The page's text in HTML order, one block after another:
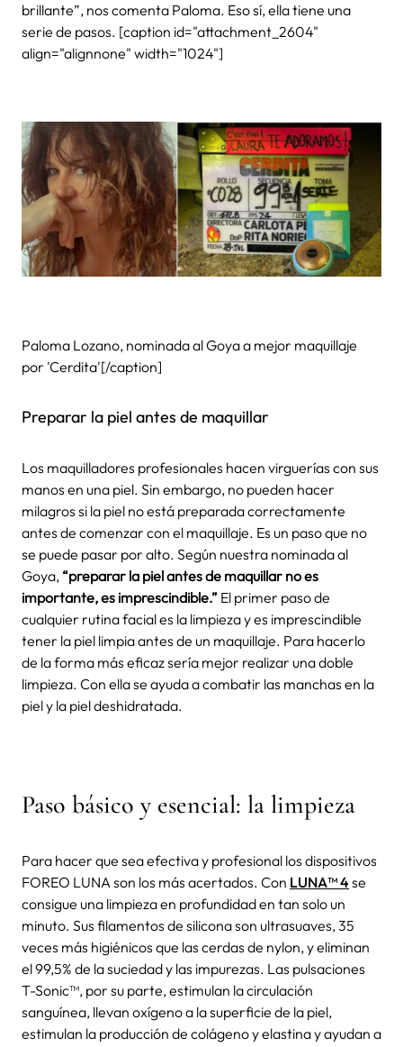
brillante”, nos comenta Paloma. Eso sí, ella tiene una
serie de pasos. [caption id="attachment_2604"
align="alignnone" width="1024"]
Paloma Lozano, nominada al Goya a mejor maquillaje
por 'Cerdita'[/caption]
Preparar la piel antes de maquillar
Los maquilladores profesionales hacen virguerías con sus
manos en una piel. Sin embargo, no pueden hacer
milagros si la piel no está preparada correctamente
antes de comenzar con el maquillaje. Es un paso que no
se puede pasar por alto. Según nuestra nominada al
Goya, “preparar la piel antes de maquillar no es
importante, es imprescindible.” El primer paso de
cualquier rutina facial es la limpieza y es imprescindible
tener la piel limpia antes de un maquillaje. Para hacerlo
de la forma más eficaz sería mejor realizar una doble
limpieza. Con ella se ayuda a combatir las manchas en la
piel y la piel deshidratada.
Paso básico y esencial: la limpieza
Para hacer que sea efectiva y profesional los dispositivos
FOREO LUNA son los más acertados. Con LUNA™ 4se
consigue una limpieza en profundidad en tan solo un
minuto. Sus filamentos de silicona son ultrasuaves, 35
veces más higiénicos que las cerdas de nylon, y eliminan
el 99,5% de la suciedad y las impurezas. Las pulsaciones
T-Sonic™, por su parte, estimulan la circulación
sanguínea, llevan oxígeno a la superficie de la piel,
estimulan la producción de colágeno y elastina y ayudan a